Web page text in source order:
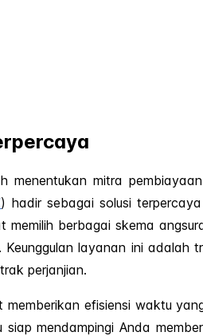
mitra
) hadir sebagai solusi
berbagai skema
layanan ini adalah
perjanjian.
efisiensi waktu
mendampingi Anda